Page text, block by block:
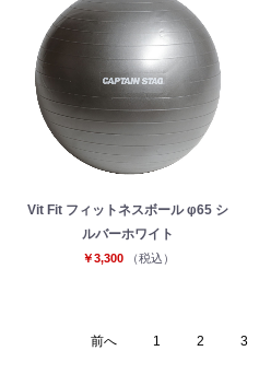
Vit Fit フィットネスボール φ65 シ
ルバーホワイト
￥3,300 （税込）
前へ 1 2 3